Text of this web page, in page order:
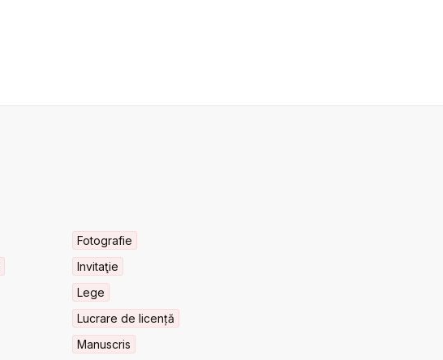
Fotografie
Invitaţie
Lege
Lucrare de licență
Manuscris